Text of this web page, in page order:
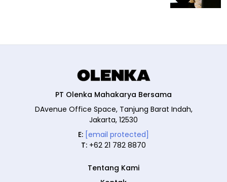
PT Olenka Mahakarya Bersama
DAvenue Office Space, Tanjung Barat Indah,
Jakarta, 12530
E: [email protected]
T: +62 21 782 8870
Tentang Kami